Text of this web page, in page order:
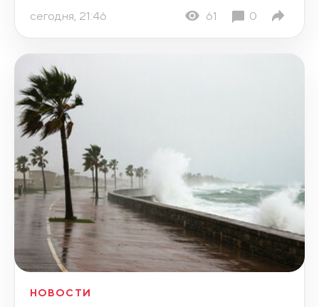
сегодня, 21:46 61 0
НОВОСТИ